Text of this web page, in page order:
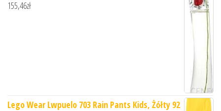
155,46zł
Lego Wear Lwpuelo 703 Rain Pants Kids, Żółty 92